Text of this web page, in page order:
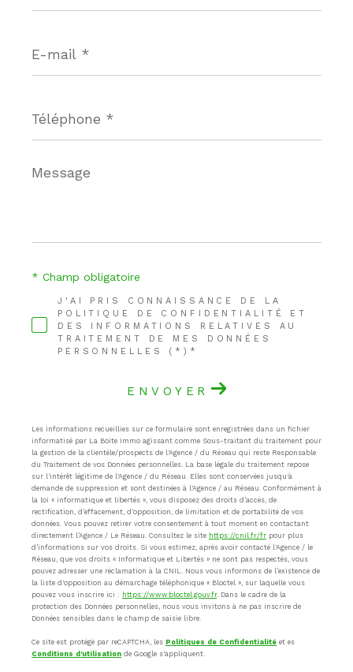
mail
*
*
Message
*
J'AI PRIS CONNAISSANCE DE LA
POLITIQUE DE CONFIDENTIALITÉ ET
DES INFORMATIONS RELATIVES AU
TRAITEMENT DE MES DONNÉES
PERSONNELLES (*)*
* Champ obligatoire
ENVOYER
Les informations recueillies sur ce formulaire sont enregistrées dans un fichier
informatisé par La Boite Immo agissant comme Sous-traitant du traitement pour
la gestion de la clientèle/prospects de l'Agence / du Réseau qui reste Responsable
du Traitement de vos Données personnelles. La base légale du traitement repose
sur l'intérêt légitime de l'Agence / du Réseau. Elles sont conservées jusqu'à
demande de suppression et sont destinées à l'Agence / au Réseau. Conformément à
la loi « informatique et libertés », vous disposez des droits d’accès, de
rectification, d’effacement, d’opposition, de limitation et de portabilité de vos
données. Vous pouvez retirer votre consentement à tout moment en contactant
directement l’Agence / Le Réseau. Consultez le site https://cnil.fr/fr pour plus
d’informations sur vos droits. Si vous estimez, après avoir contacté l'Agence / le
Réseau, que vos droits « Informatique et Libertés » ne sont pas respectés, vous
pouvez adresser une réclamation à la CNIL. Nous vous informons de l’existence de
la liste d'opposition au démarchage téléphonique « Bloctel », sur laquelle vous
pouvez vous inscrire ici : https://www.bloctel.gouv.fr. Dans le cadre de la
protection des Données personnelles, nous vous invitons à ne pas inscrire de
Données sensibles dans le champ de saisie libre.
Ce site est protégé par reCAPTCHA, les Politiques de Confidentialité et es
Conditions d'utilisation de Google s'appliquent.